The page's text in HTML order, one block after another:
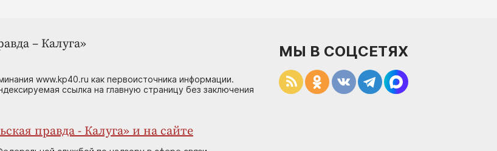
– Калуга»
www.kp40.ru как первоисточника информации.
ссылка на главную страницу без заключения
правда - Калуга» и на сайте
МЫ В СОЦСЕТЯХ